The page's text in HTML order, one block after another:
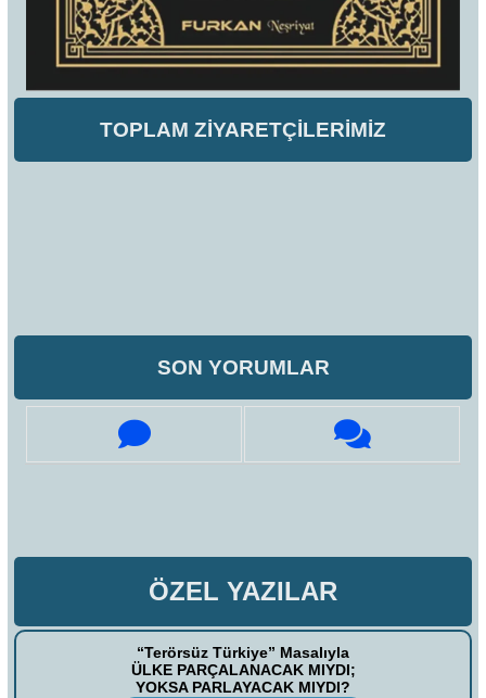
TOPLAM ZİYARETÇİLERİMİZ
SON YORUMLAR
ÖZEL YAZILAR
“Terörsüz Türkiye” Masalıyla
ÜLKE PARÇALANACAK MIYDI;
YOKSA PARLAYACAK MIYDI?